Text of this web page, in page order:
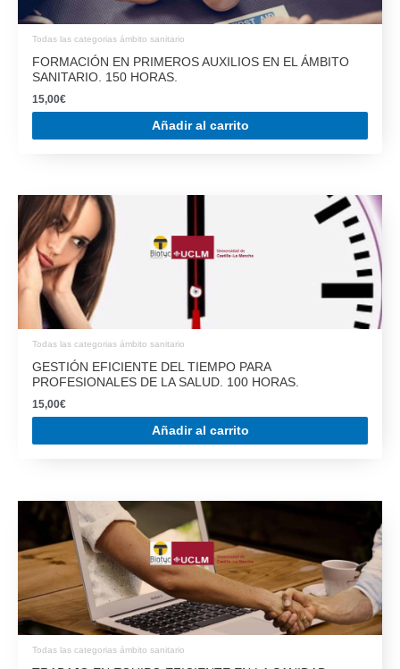
Añadir al carrito
Todas las categorias ámbito sanitario
GESTIÓN EFICIENTE DEL TIEMPO PARA
PROFESIONALES DE LA SALUD. 100 HORAS.
15,00€
Añadir al carrito
Todas las categorias ámbito sanitario
TRABAJO EN EQUIPO EFICIENTE EN LA SANIDAD
PÚBLICA. 100 HORAS.
15,00€
Añadir al carrito